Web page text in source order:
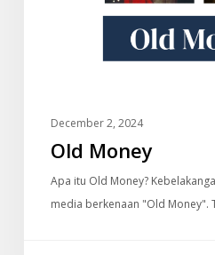
December 2, 2024
Old Money
Apa itu Old Money?
media berkenaan "Old Money".